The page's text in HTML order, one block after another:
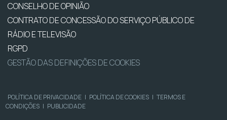
CONSELHO DE OPINIÃO
CONTRATO DE CONCESSÃO DO SERVIÇO PÚBLICO DE
RÁDIO E TELEVISÃO
RGPD
GESTÃO DAS DEFINIÇÕES DE COOKIES
POLÍTICA DE PRIVACIDADE | POLÍTICA DE COOKIES | TERMOS E
CONDIÇÕES | PUBLICIDADE